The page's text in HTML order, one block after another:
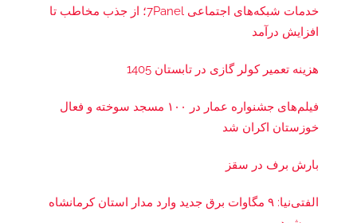
خدمات شبکه‌های اجتماعی 7Panel؛ از جذب مخاطب تا
افزایش درآمد
هزینه تعمیر کولر گازی در تابستان 1405
فیلم‌های جشنواره عمار در ۱۰۰ مسجد سوخته و فعال
خوزستان اکران شد
بارش برف در سقز
الفتی‌نیا: ۹ مگاوات برق جدید وارد مدار استان کرمانشاه